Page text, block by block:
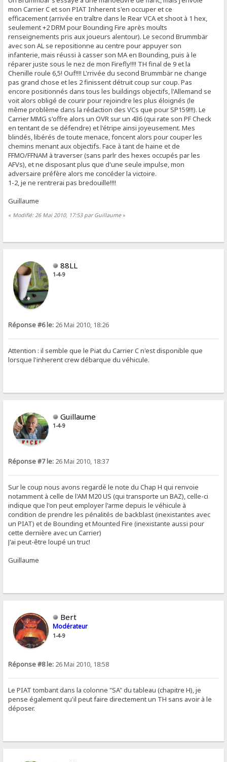
mon Carrier C et son PIAT Inherent s'en occuper et ce
efficacement (arrivée en traître dans le Rear VCA et shoot à 1 hex,
seulement +2 DRM pour Bounding Fire après moults
renseignements pris aux joueurs alentour). Le second Brummbär
avec son AL se repositionne au centre pour appuyer son
infanterie, mais réussi à casser son MA en Bounding, puis à le
réparer juste sous le nez de mon Firefly!!!! TH final de 9 et la
Chenille roule 6,5! Ouf!!!! L'rrivée du second Brummbär ne change
pas grand chose et les 2 finissent détruit coup sur coup. Pas
encore positionnés dans tous les buildings objectifs, l'Allemand se
voit alors obligé de courir pour rejoindre les plus éloignés (le
même problème dans la rédaction des VCs que pour SP159!!!). Le
Carrier MMG s'offre alors un OVR sur un 436 (qui rate son PF Check
en tentant de se défendre) et l'étripe ainsi joyeusement. Mes
blindés, libérés de toute menace, foncent alors pour couper les
chemins menant aux objectifs. Face à tant de haine et de
FFMO/FFNAM à traverser (sans parlr des hexes occupés par les
AFVs), et ne disposant plus que d'une seule impulse, mon
adversaire préfère alors me concéder la victoire.
1-2, je ne rentrerai pas bredouille!!!!
Guillaume
« Modifié: 26 Mai 2010, 17:53 par Guillaume»
88LL
1-4-9
Réponse #6 le: 26 Mai 2010, 18:26
Attention : il semble que le Piat du Carrier C n'est disponible que
lorsque l'inherent crew débarque du véhicule.
Guillaume
1-4-9
Réponse #7 le: 26 Mai 2010, 18:37
Sur le coup nous avons regardé le note du Chap H qui renvoie
notamment à celle de l'AM M20 US (qui transporte un BAZ), celle-ci
indique que l'on peut employer l'arme depuis le véhicule à
condition de prendre les pénalités de backblast (inexistantes avec
un PIAT) et de Bounding et Mounted Fire (inexistante aussi pour
cette dernière avec un Carrier)
J'ai peut-être loupé un truc!
Guillaume
Bert
Modérateur
1-4-9
Réponse #8 le: 26 Mai 2010, 18:58
Le PIAT tombant dans la colonne "SA" du tableau (chapitre H), je
pense également qu'il peut faire directement un TH sans avoir à le
déposer.